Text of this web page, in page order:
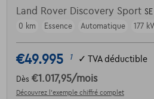
Land Rover Discovery Sport
0 km
Essence Automatique 177
€49.995 1 ✓ TVA déductible
Dès €1.017,95/mois
Découvrez l’exemple chiffré complet